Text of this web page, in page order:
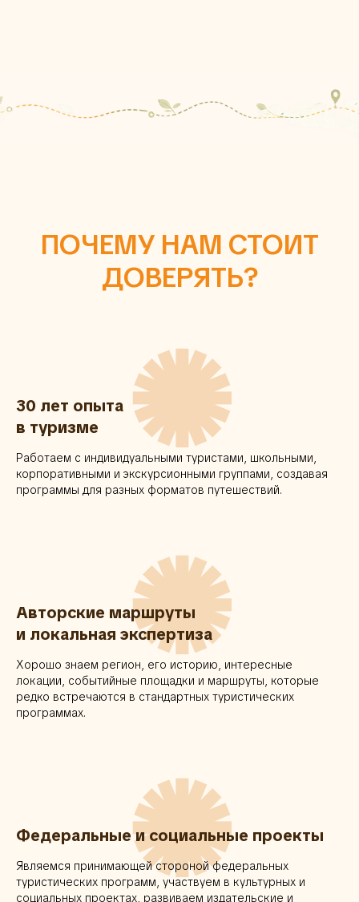
ПОЧЕМУ НАМ СТОИТ
ДОВЕРЯТЬ?
30 лет опыта
в туризме
Работаем с индивидуальными туристами, школьными,
корпоративными и экскурсионными группами, создавая
программы для разных форматов путешествий.
✺
Авторские маршруты
и локальная экспертиза
Хорошо знаем регион, его историю, интересные
локации, событийные площадки и маршруты, которые
редко встречаются в стандартных туристических
программах.
✺
Федеральные и социальные проекты
Являемся принимающей стороной федеральных
туристических программ, участвуем в культурных и
социальных проектах, развиваем издательские и
✺